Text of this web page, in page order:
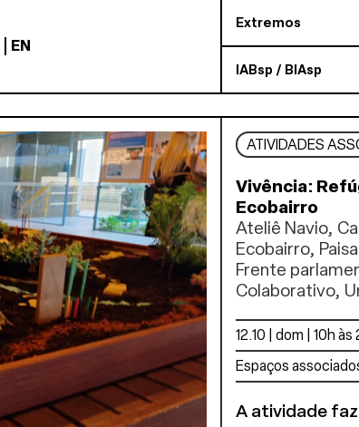
EN
Extremos
IABsp / BIAsp
ATIVIDADES
Vivência:
Ecobairro
Ateliê Navio,
Ecobairro,
Frente
Colaborativo,
12.10 | dom | 10h às
Espaços
A atividade